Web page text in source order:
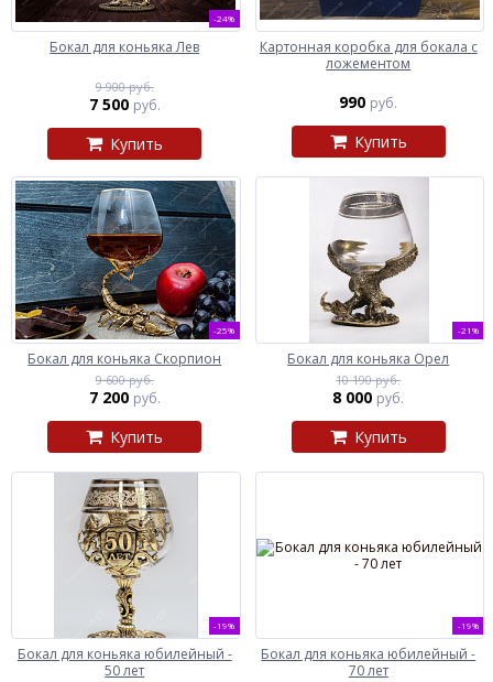
-24%
Бокал для коньяка Лев
9 900 руб.
7 500 руб.
Купить
Картонная коробка для бокала с
ложементом
990 руб.
Купить
-25%
Бокал для коньяка Скорпион
9 600 руб.
7 200 руб.
Купить
-21%
Бокал для коньяка Орел
10 190 руб.
8 000 руб.
Купить
-19%
Бокал для коньяка юбилейный -
50 лет
-19%
Бокал для коньяка юбилейный -
70 лет